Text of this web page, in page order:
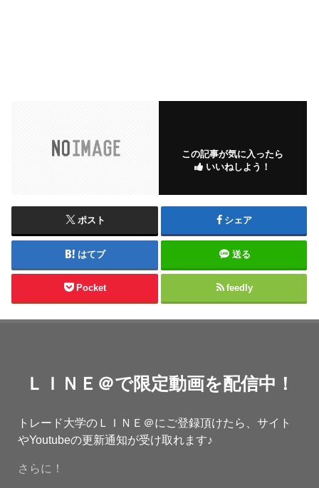
この記事が気に入ったら
いいねしよう！
ポスト シェア
はてブ 送る
Pocket feedly
ＬＩＮＥ＠で限定動画を配信中！
トレード大学のＬＩＮＥ＠にご登録頂けたら、サイト
やYoutubeの更新通知が受け取れます♪
さらに！